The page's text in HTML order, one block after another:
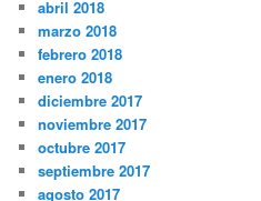
abril 2018
marzo 2018
febrero 2018
enero 2018
diciembre 2017
noviembre 2017
octubre 2017
septiembre 2017
agosto 2017